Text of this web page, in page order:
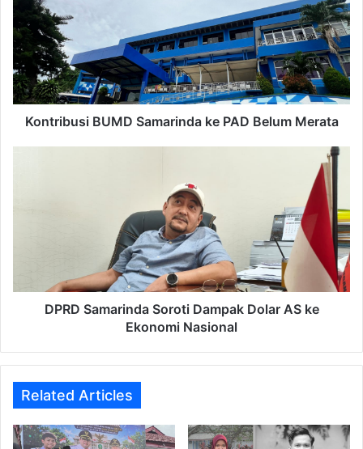
PAD
Belum
Merata
Kontribusi BUMD Samarinda ke PAD Belum Merata
Nasional
DPRD Samarinda Soroti Dampak Dolar AS ke
Ekonomi Nasional
Related Articles